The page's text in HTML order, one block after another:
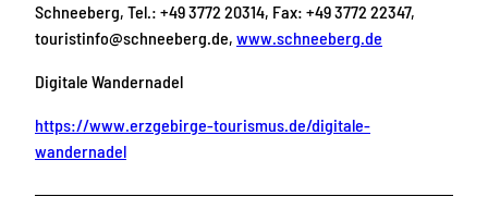
Schneeberg, Tel.: +49 3772 20314, Fax: +49 3772 22347,
touristinfo@schneeberg.de, www.schneeberg.de
Digitale Wandernadel
https://www.erzgebirge-tourismus.de/digitale-
wandernadel